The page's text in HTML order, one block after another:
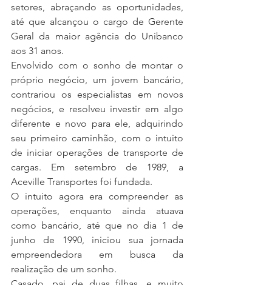
setores, abraçando as oportunidades,
até que alcançou o cargo de Gerente
Geral da maior agência do Unibanco
aos 31 anos.
Envolvido com o sonho de montar o
próprio negócio, um jovem bancário,
contrariou os especialistas em novos
negócios, e resolveu investir em algo
diferente e novo para ele, adquirindo
seu primeiro caminhão, com o intuito
de iniciar operações de transporte de
cargas. Em setembro de 1989, a
Aceville Transportes foi fundada.
O intuito agora era compreender as
operações, enquanto ainda atuava
como bancário, até que no dia 1 de
junho de 1990, iniciou sua jornada
empreendedora em busca da
realização de um sonho.